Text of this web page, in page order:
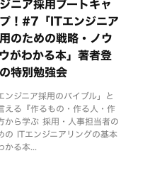
ニア採用ブートキャ
！#7「ITエンジニア
のための戦略・ノウ
がわかる本」著者登
特別勉強会
ンジニア採用のバイブル」と
える『作るもの・作る人・作
から学ぶ 採用・人事担当者の
の ITエンジニアリングの基本
かる本...